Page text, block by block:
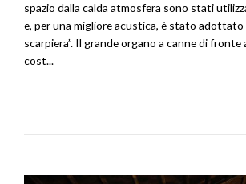
spazio dalla calda atmosfera sono stati
e, per una migliore acustica, è stato adottato
scarpiera”. Il grande organo a canne di fronte
cost...